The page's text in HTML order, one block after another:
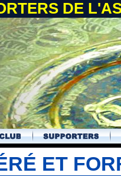
DE
ET